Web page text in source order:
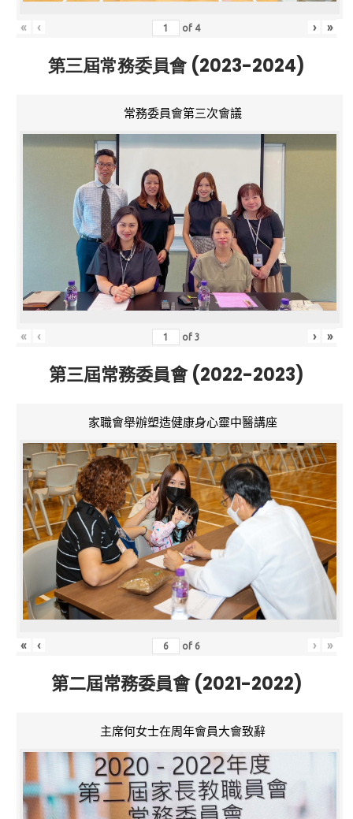
« ‹ of 4 › »
第三屆常務委員會 (2023-2024)
常務委員會第三次會議
« ‹ of3 › »
第三屆常務委員會 (2022-2023)
家職會舉辦塑造健康身心靈中醫講座
« ‹ of 6 › »
第二屆常務委員會 (2021-2022)
主席何女士在周年會員大會致辭